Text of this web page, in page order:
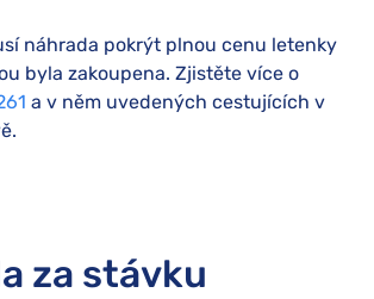
náhrada pokrýt plnou cenu letenky
byla zakoupena. Zjistěte více o
a v něm uvedených cestujících v
za stávku